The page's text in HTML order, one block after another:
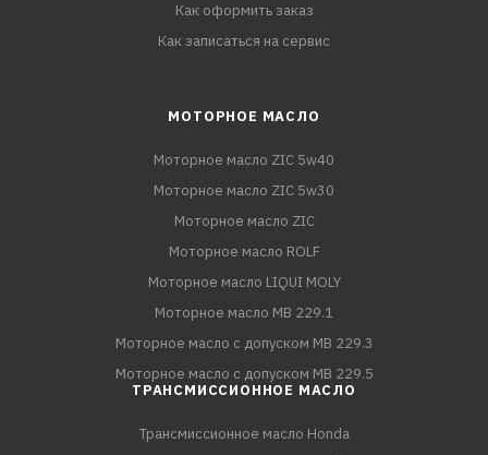
Как оформить заказ
Как записаться на сервис
МОТОРНОЕ МАСЛО
Моторное масло ZIC 5w40
Моторное масло ZIC 5w30
Моторное масло ZIC
Моторное масло ROLF
Моторное масло LIQUI MOLY
Моторное масло MB 229.1
Моторное масло с допуском MB 229.3
Моторное масло с допуском MB 229.5
ТРАНСМИССИОННОЕ МАСЛО
Трансмиссионное масло Honda